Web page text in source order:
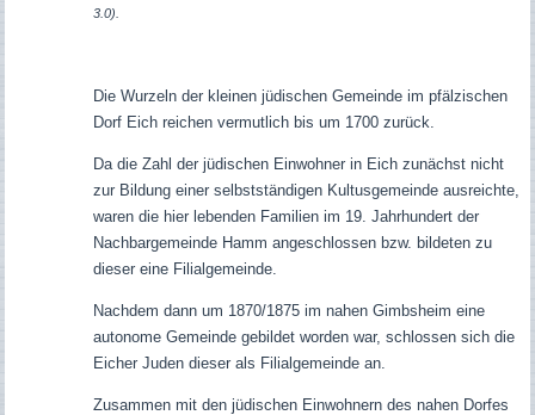
3.0).
Die Wurzeln der kleinen jüdischen Gemeinde im pfälzischen
Dorf Eich reichen vermutlich bis um 1700 zurück.
Da die Zahl der jüdischen Einwohner in Eich zunächst nicht
zur Bildung einer selbstständigen Kultusgemeinde ausreichte,
waren die hier lebenden Familien im 19. Jahrhundert der
Nachbargemeinde Hamm angeschlossen bzw. bildeten zu
dieser eine Filialgemeinde.
Nachdem dann um 1870/1875 im nahen Gimbsheim eine
autonome Gemeinde gebildet worden war, schlossen sich die
Eicher Juden dieser als Filialgemeinde an.
Zusammen mit den jüdischen Einwohnern des nahen Dorfes